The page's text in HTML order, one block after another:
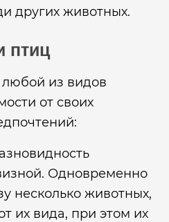
других животных.
птиц
из видов
от своих
Одновременно
несколько животных,
их вида, при этом их